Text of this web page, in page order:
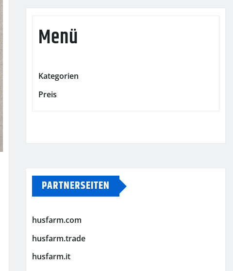
Menü
Kategorien
Preis
PARTNERSEITEN
husfarm.com
husfarm.trade
husfarm.it